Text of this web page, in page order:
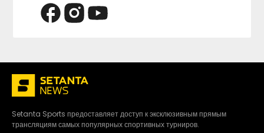
Setanta Sports предоставляет доступ к эксклюзивным прямым
трансляциям самых популярных спортивных турниров.